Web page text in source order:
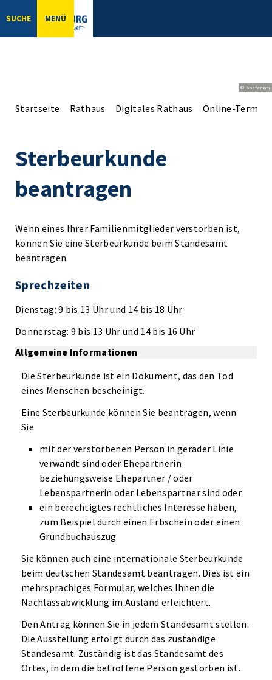
SUCHE MENÜ
© bbsferrari
Startseite Rathaus Digitales Rathaus Online-
Sterbeurkunde
beantragen
Wenn eines Ihrer Familienmitglieder verstorben ist,
können Sie eine Sterbeurkunde beim Standesamt
beantragen.
Sprechzeiten
Dienstag: 9 bis 13 Uhr und 14 bis 18 Uhr
Donnerstag: 9 bis 13 Uhr und 14 bis 16 Uhr
Allgemeine Informationen
Die Sterbeurkunde ist ein Dokument, das den Tod
eines Menschen bescheinigt.
Eine Sterbeurkunde können Sie beantragen, wenn
Sie
mit der verstorbenen Person in gerader Linie
verwandt sind oder Ehepartnerin
beziehungsweise Ehepartner / oder
Lebenspartnerin oder Lebenspartner sind oder
ein berechtigtes rechtliches Interesse haben,
zum Beispiel durch einen Erbschein oder einen
Grundbuchauszug
Sie können auch eine internationale Sterbeurkunde
beim deutschen Standesamt beantragen. Dies ist ein
mehrsprachiges Formular, welches Ihnen die
Nachlassabwicklung im Ausland erleichtert.
Den Antrag können Sie in jedem Standesamt stellen.
Die Ausstellung erfolgt durch das zuständige
Standesamt. Zuständig ist das Standesamt des
Ortes, in dem die betroffene Person gestorben ist.